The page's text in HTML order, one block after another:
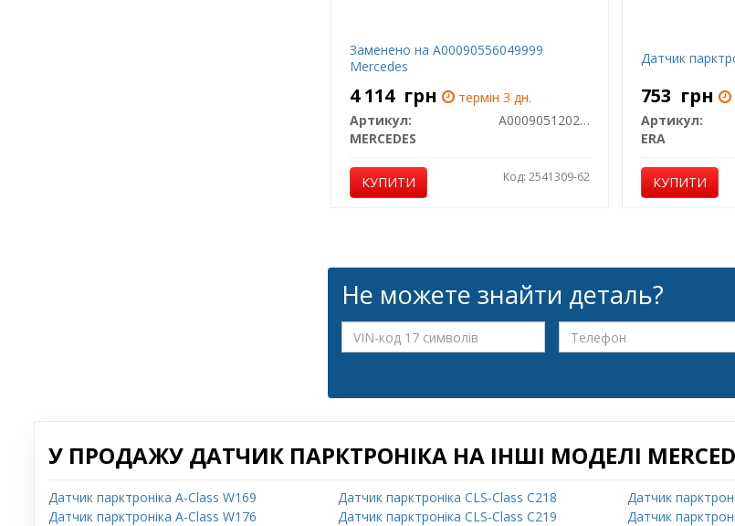
Заменено на A00090556049999
Mercedes
4 114 грн
термін 3 дн.
Артикул:
A00090512029999
MERCEDES
КУПИТИ Код: 2541309-62
Датчик
753 грн
Артикул:
ERA
КУПИТИ
Не можете знайти деталь?
У ПРОДАЖУ ДАТЧИК ПАРКТРОНІКА НА ІНШІ МОДЕЛІ
Датчик парктроніка A-Class W169
Датчик парктроніка A-Class W176
Датчик парктроніка CLS-Class C218
Датчик парктроніка CLS-Class C219
Датчик
Датчик